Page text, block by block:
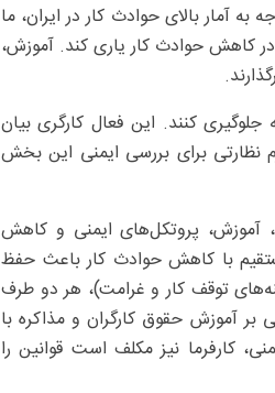
آمار بالای حوادث کار در ایران، ما
در کاهش حوادث کار یاری کند. آموزش،
جلوگیری کنند. این فعال کارگری بیان
نظارتی برای بررسی ایمنی این بخش
آموزش، پروتکل‌های ایمنی و کاهش
با کاهش حوادث کار باعث حفظ
توقف کار و غرامت)، هر دو طرف
بر آموزش حقوق کارگران و مذاکره با
کارفرما نیز مکلف است قوانین را